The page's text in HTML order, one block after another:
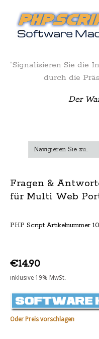
“Signalisieren Sie die
durch die
Der
Fragen &
für Multi Web
PHP Script Artikelnummer
€14.90
inklusive 19% MwSt.
Oder Preis vorschlagen